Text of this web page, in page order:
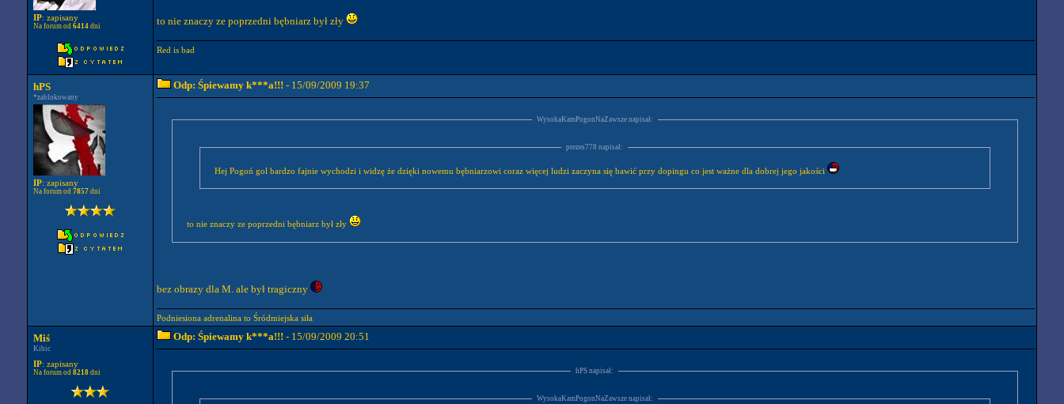
IP: zapisany
Na forum od 6414 dni to nie znaczy ze poprzedni bębniarz był zły
Red is bad
hPS
*zablokowany
IP: zapisany
Na forum od 7857 dni
Odp: Śpiewamy k***a!!! - 15/09/2009 19:37
WysokaKamPogonNaZawsze napisał:
prezes778 napisał:
Hej Pogoń gol bardzo fajnie wychodzi i widzę że dzięki nowemu bębniarzowi coraz więcej ludzi zaczyna się bawić przy dopingu co jest ważne dla dobrej jego jakości
to nie znaczy ze poprzedni bębniarz był zły
bez obrazy dla M. ale był tragiczny
Podniesiona adrenalina to Śródmiejska siła
Miś
Kibic
IP: zapisany
Na forum od 8218 dni
Odp: Śpiewamy k***a!!! - 15/09/2009 20:51
hPS napisał:
WysokaKamPogonNaZawsze napisał: